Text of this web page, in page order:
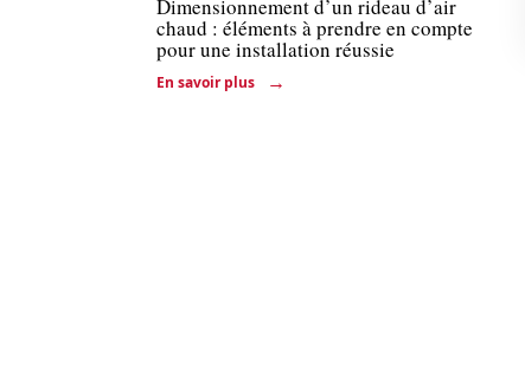
Dimensionnement d’un rideau d’air
chaud : éléments à prendre en compte
pour une installation réussie
En savoir plus